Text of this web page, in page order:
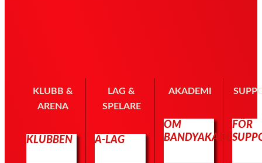
KLUBB &
ARENA
KLUBBEN
LAG &
SPELARE
A-LAG
AKADEMI
OM
BANDYAKADEMIN
FÖR